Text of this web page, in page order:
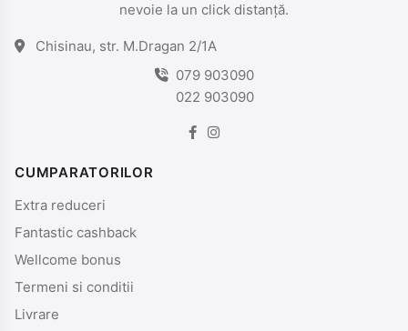
nevoie la un click distanță.
Chisinau, str. M.Dragan 2/1A
079 903090
022 903090
CUMPARATORILOR
Extra reduceri
Fantastic cashback
Wellcome bonus
Termeni si conditii
Livrare